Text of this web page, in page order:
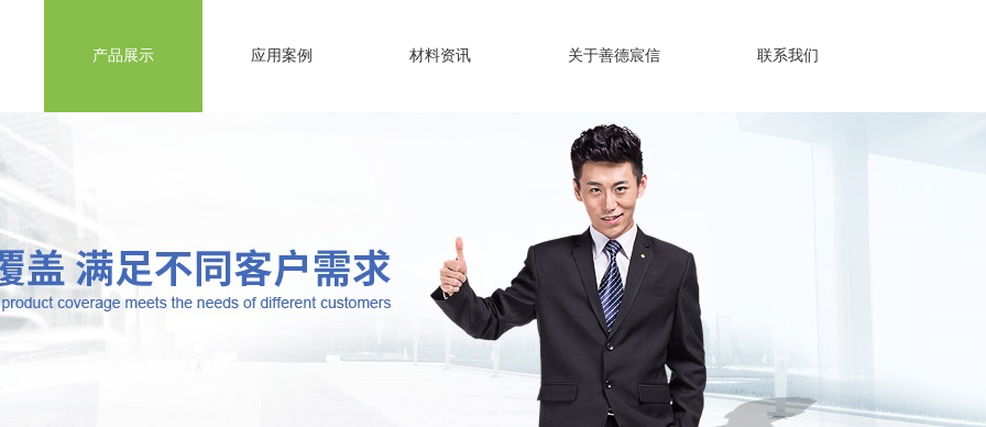
产品展示 应用案例 材料资讯 关于善德宸信 联系我们